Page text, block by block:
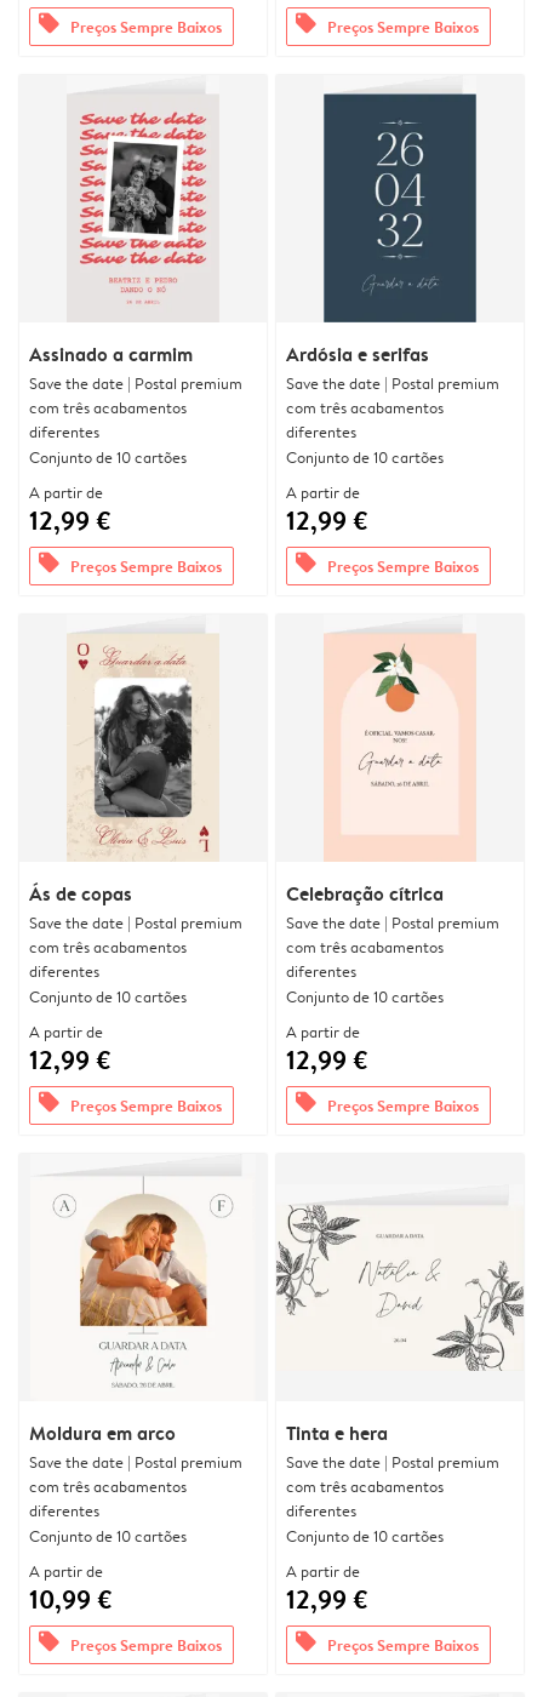
offers Preços Sempre Baixos offers Preços Sempre Baixos
Assinado a carmim
Save the date | Postal premium
com três acabamentos
diferentes
Conjunto de 10 cartões
A partir de
12,99 €
offers Preços Sempre Baixos
Ardósia e serifas
Save the date | Postal premium
com três acabamentos
diferentes
Conjunto de 10 cartões
A partir de
12,99 €
offers Preços Sempre Baixos
Ás de copas
Save the date | Postal premium
com três acabamentos
diferentes
Conjunto de 10 cartões
A partir de
12,99 €
offers Preços Sempre Baixos
Celebração cítrica
Save the date | Postal premium
com três acabamentos
diferentes
Conjunto de 10 cartões
A partir de
12,99 €
offers Preços Sempre Baixos
Moldura em arco
Save the date | Postal premium
com três acabamentos
diferentes
Conjunto de 10 cartões
A partir de
10,99 €
offers Preços Sempre Baixos
Tinta e hera
Save the date | Postal premium
com três acabamentos
diferentes
Conjunto de 10 cartões
A partir de
12,99 €
offers Preços Sempre Baixos